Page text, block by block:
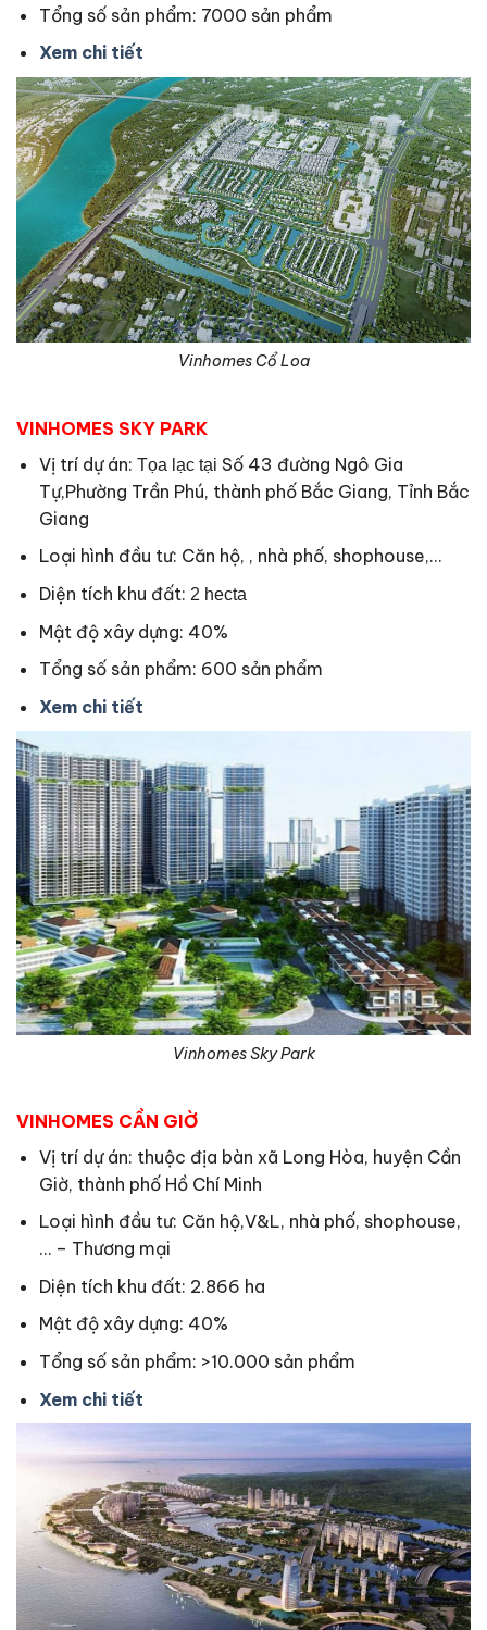
Tổng số sản phẩm: 7000 sản phẩm
Xem chi tiết
Vinhomes Cổ Loa
VINHOMES SKY PARK
Vị trí dự án: Tọa lạc tại Số 43 đường Ngô Gia
Tự,Phường Trần Phú, thành phố Bắc Giang, Tỉnh Bắc
Giang
Loại hình đầu tư: Căn hộ, , nhà phố, shophouse,…
Diện tích khu đất: 2 hecta
Mật độ xây dựng: 40%
Tổng số sản phẩm: 600 sản phẩm
Xem chi tiết
Vinhomes Sky Park
VINHOMES CẦN GIỜ
Vị trí dự án: thuộc địa bàn xã Long Hòa, huyện Cần
Giờ, thành phố Hồ Chí Minh
Loại hình đầu tư: Căn hộ,V&L, nhà phố, shophouse,
… – Thương mại
Diện tích khu đất: 2.866 ha
Mật độ xây dựng: 40%
Tổng số sản phẩm: >10.000 sản phẩm
Xem chi tiết